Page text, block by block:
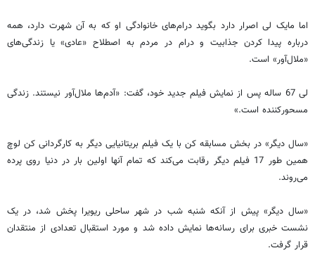
اما مایک لی اصرار دارد بگوید درام‌های خانوادگی او که به آن شهرت دارد، همه
درباره پیدا کردن جذابیت و درام در مردم به اصطلاح «عادی» یا زندگی‌های
«ملال‌آور» است.
لی 67 ساله پس از نمایش فیلم جدید خود، گفت: «آدم‌ها ملال‌آور نیستند. زندگی
مسحورکننده است.»
«سال دیگر» در بخش مسابقه کن با یک فیلم بریتانیایی دیگر به کارگردانی کن لوچ
همین طور 17 فیلم دیگر رقابت می‌کند که تمام آنها اولین بار در دنیا روی پرده
می‌روند.
«سال دیگر» پیش از آنکه شنبه شب در شهر ساحلی ریویرا پخش شد، در یک
نشست خبری برای رسانه‌ها نمایش داده شد و مورد استقبال تعدادی از منتقدان
قرار گرفت.